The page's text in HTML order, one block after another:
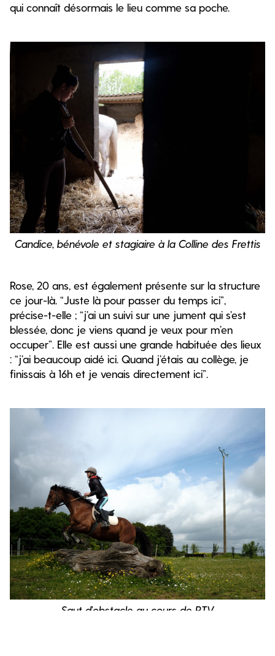
qui connaît désormais le lieu comme sa poche.
Candice, bénévole et stagiaire à la Colline des Frettis
Rose, 20 ans, est également présente sur la structure
ce jour-là. “Juste là pour passer du temps ici”,
précise-t-elle ; “j’ai un suivi sur une jument qui s’est
blessée, donc je viens quand je veux pour m’en
occuper”. Elle est aussi une grande habituée des lieux
: “j’ai beaucoup aidé ici. Quand j’étais au collège, je
finissais à 16h et je venais directement ici”.
Saut d’obstacle au cours de PTV